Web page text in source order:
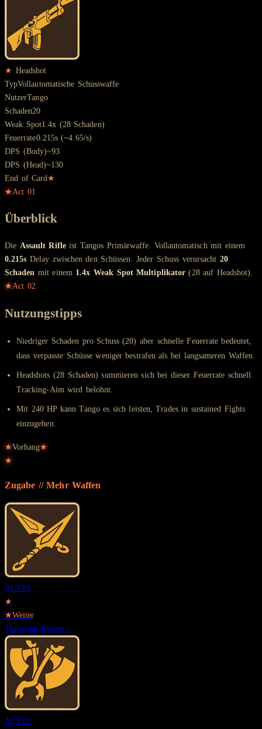
★ Headshot
TypVollautomatische Schusswaffe
NutzerTango
Schaden20
Weak Spot1.4x (28 Schaden)
Feuerrate0.215s (~4.65/s)
DPS (Body)~93
DPS (Head)~130
End of Card★
★Act 01
Überblick
Die Assault Rifleist Tangos Primärwaffe. Vollautomatisch mit einem
0.215s Delay zwischen den Schüssen. Jeder Schuss verursacht 20
Schaden mit einem 1.4x Weak Spot Multiplikator (28 auf Headshot).
★Act 02
Nutzungstipps
Niedriger Schaden pro Schuss (20) aber schnelle Feuerrate bedeutet,
dass verpasste Schüsse weniger bestrafen als bei langsameren Waffen.
Headshots (28 Schaden) summieren sich bei dieser Feuerrate schnell.
Tracking-Aim wird belohnt.
Mit 240 HP kann Tango es sich leisten, Trades in sustained Fights
einzugehen.
★Vorhang★
★
Zugabe // Mehr Waffen
ACT.01
★
★Weiter
Throwing Knives→
ACT.02